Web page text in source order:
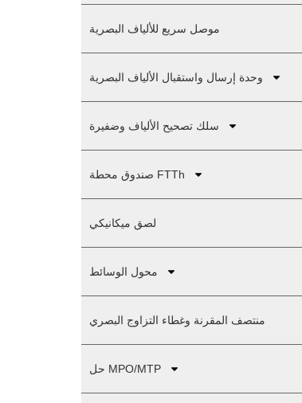
موصل سريع للألياف البصرية
وحدة إرسال واستقبال الألياف البصرية
سلك تصحيح الألياف وضفيرة
صندوق محطة FTTh
لصق ميكانيكي
محول الوسائط
منتصف المقرنة وغطاء التزاوج البصري
حل MPO/MTP